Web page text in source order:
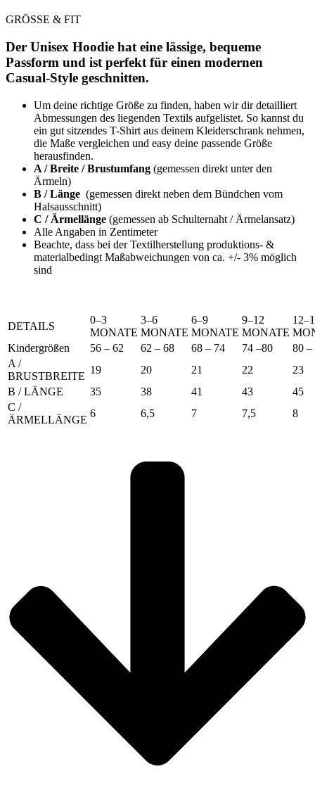
GRÖSSE & FIT
Der Unisex Hoodie hat eine lässige, bequeme
Passform und ist perfekt für einen modernen
Casual-Style geschnitten.
Um deine richtige Größe zu finden, haben wir dir detailliert
Abmessungen des liegenden Textils aufgelistet. So kannst du
ein gut sitzendes T-Shirt aus deinem Kleiderschrank nehmen,
die Maße vergleichen und easy deine passende Größe
herausfinden.
A / Breite / Brustumfang (gemessen direkt unter den
Ärmeln)
B / Länge (gemessen direkt neben dem Bündchen vom
Halsausschnitt)
C / Ärmellänge (gemessen ab Schulternaht / Ärmelansatz)
Alle Angaben in Zentimeter
Beachte, dass bei der Textilherstellung produktions- &
materialbedingt Maßabweichungen von ca. +/- 3% möglich
sind
DETAILS
0–3
MONATE
3–6
MONATE
6–9
MONATE
9–12
MONATE
Kindergrößen
56 – 62 62 – 68 68 – 74 74 –80
80 –
A /
BRUSTBREITE
19 20 21 22
23
B / LÄNGE
35 38 41 43
45
C /
ÄRMELLÄNGE
6 6,5 7 7,5 8